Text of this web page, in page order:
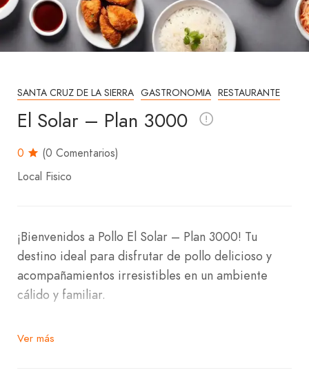
SANTA CRUZ DE LA SIERRA GASTRONOMIA RESTAURANTE
El Solar – Plan 3000
0
(0 Comentarios)
Local Fisico
¡Bienvenidos a Pollo El Solar – Plan 3000! Tu
destino ideal para disfrutar de pollo delicioso y
acompañamientos irresistibles en un ambiente
cálido y familiar.
Nos ubicamos en la Avenida Cañada Pailita, a 2
Ver más